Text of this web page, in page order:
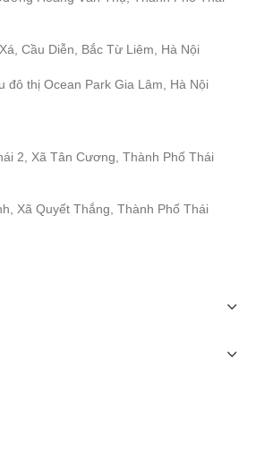
Cầu Diễn, Bắc Từ Liêm, Hà Nội
đô thị Ocean Park Gia Lâm, Hà Nội
2, Xã Tân Cương, Thành Phố Thái
Xã Quyết Thắng, Thành Phố Thái